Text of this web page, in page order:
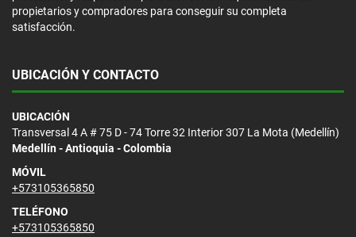
propietarios y compradores para conseguir su completa
satisfacción.
UBICACIÓN Y CONTACTO
UBICACIÓN
Transversal 4 A # 75 D - 74 Torre 32 Interior 307 La Mota (Medellín)
Medellín - Antioquia - Colombia
MÓVIL
+573105365850
TELÉFONO
+573105365850